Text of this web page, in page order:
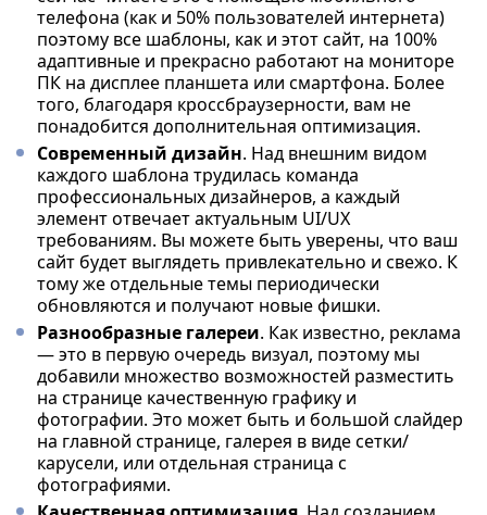
телефона (как и 50% пользователей интернета)
поэтому все шаблоны, как и этот сайт, на 100%
адаптивные и прекрасно работают на мониторе
ПК на дисплее планшета или смартфона. Более
того, благодаря кроссбраузерности, вам не
понадобится дополнительная оптимизация.
Современный дизайн. Над внешним видом
каждого шаблона трудилась команда
профессиональных дизайнеров, а каждый
элемент отвечает актуальным UI/UX
требованиям. Вы можете быть уверены, что ваш
сайт будет выглядеть привлекательно и свежо. К
тому же отдельные темы периодически
обновляются и получают новые фишки.
Разнообразные галереи. Как известно, реклама
— это в первую очередь визуал, поэтому мы
добавили множество возможностей разместить
на странице качественную графику и
фотографии. Это может быть и большой слайдер
на главной странице, галерея в виде сетки/
карусели, или отдельная страница с
фотографиями.